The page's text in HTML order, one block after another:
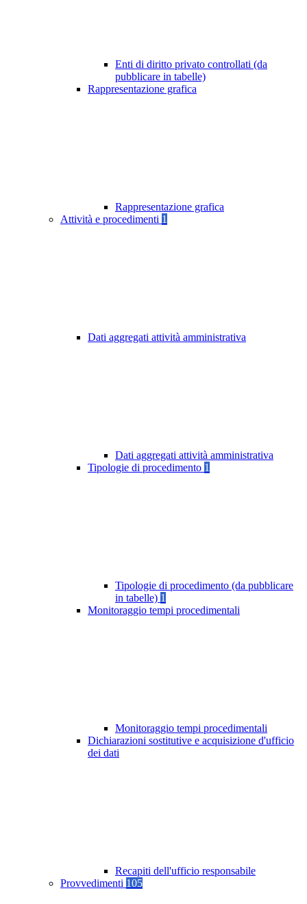
Enti di diritto privato controllati (da
pubblicare in tabelle)
Rappresentazione grafica
Rappresentazione grafica
Attività e procedimenti 1
Dati aggregati attività amministrativa
Dati aggregati attività amministrativa
Tipologie di procedimento 1
Tipologie di procedimento (da pubblicare
in tabelle) 1
Monitoraggio tempi procedimentali
Monitoraggio tempi procedimentali
Dichiarazioni sostitutive e acquisizione d'ufficio
dei dati
Recapiti dell'ufficio responsabile
Provvedimenti 105